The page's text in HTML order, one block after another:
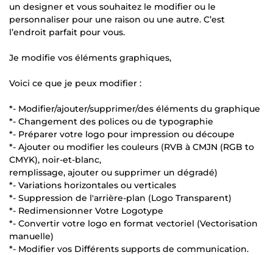
un designer et vous souhaitez le modifier ou le
personnaliser pour une raison ou une autre. C’est
l’endroit parfait pour vous.
Je modifie vos éléments graphiques,
Voici ce que je peux modifier :
*- Modifier/ajouter/supprimer/des éléments du graphique
*- Changement des polices ou de typographie
*- Préparer votre logo pour impression ou découpe
*- Ajouter ou modifier les couleurs (RVB à CMJN (RGB to
CMYK), noir-et-blanc,
remplissage, ajouter ou supprimer un dégradé)
*- Variations horizontales ou verticales
*- Suppression de l'arrière-plan (Logo Transparent)
*- Redimensionner Votre Logotype
*- Convertir votre logo en format vectoriel (Vectorisation
manuelle)
*- Modifier vos Différents supports de communication.